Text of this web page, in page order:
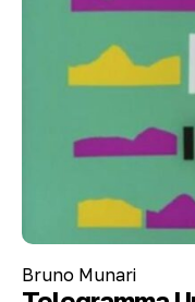
Bruno Munari